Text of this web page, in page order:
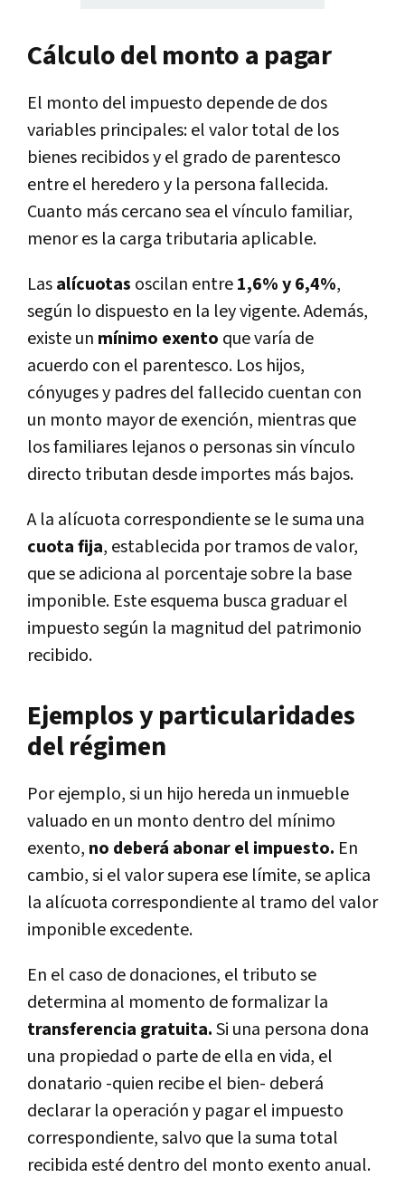
Cálculo del monto a pagar
El monto del impuesto depende de dos
variables principales: el valor total de los
bienes recibidos y el grado de parentesco
entre el heredero y la persona fallecida.
Cuanto más cercano sea el vínculo familiar,
menor es la carga tributaria aplicable.
Lasalícuotas oscilan entre1,6% y 6,4%,
según lo dispuesto en la ley vigente. Además,
existe un mínimo exento que varía de
acuerdo con el parentesco. Los hijos,
cónyuges y padres del fallecido cuentan con
un monto mayor de exención, mientras que
los familiares lejanos o personas sin vínculo
directo tributan desde importes más bajos.
A la alícuota correspondiente se le suma una
cuota fija, establecida por tramos de valor,
que se adiciona al porcentaje sobre la base
imponible. Este esquema busca graduar el
impuesto según la magnitud del patrimonio
recibido.
Ejemplos y particularidades
del régimen
Por ejemplo, si un hijo hereda un inmueble
valuado en un monto dentro del mínimo
exento, no deberá abonar el impuesto. En
cambio, si el valor supera ese límite, se aplica
la alícuota correspondiente al tramo del valor
imponible excedente.
En el caso de donaciones, el tributo se
determina al momento de formalizar la
transferencia gratuita.Si una persona dona
una propiedad o parte de ella en vida, el
donatario -quien recibe el bien- deberá
declarar la operación y pagar el impuesto
correspondiente, salvo que la suma total
recibida esté dentro del monto exento anual.